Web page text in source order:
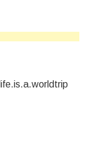
life.is.a.worldtrip